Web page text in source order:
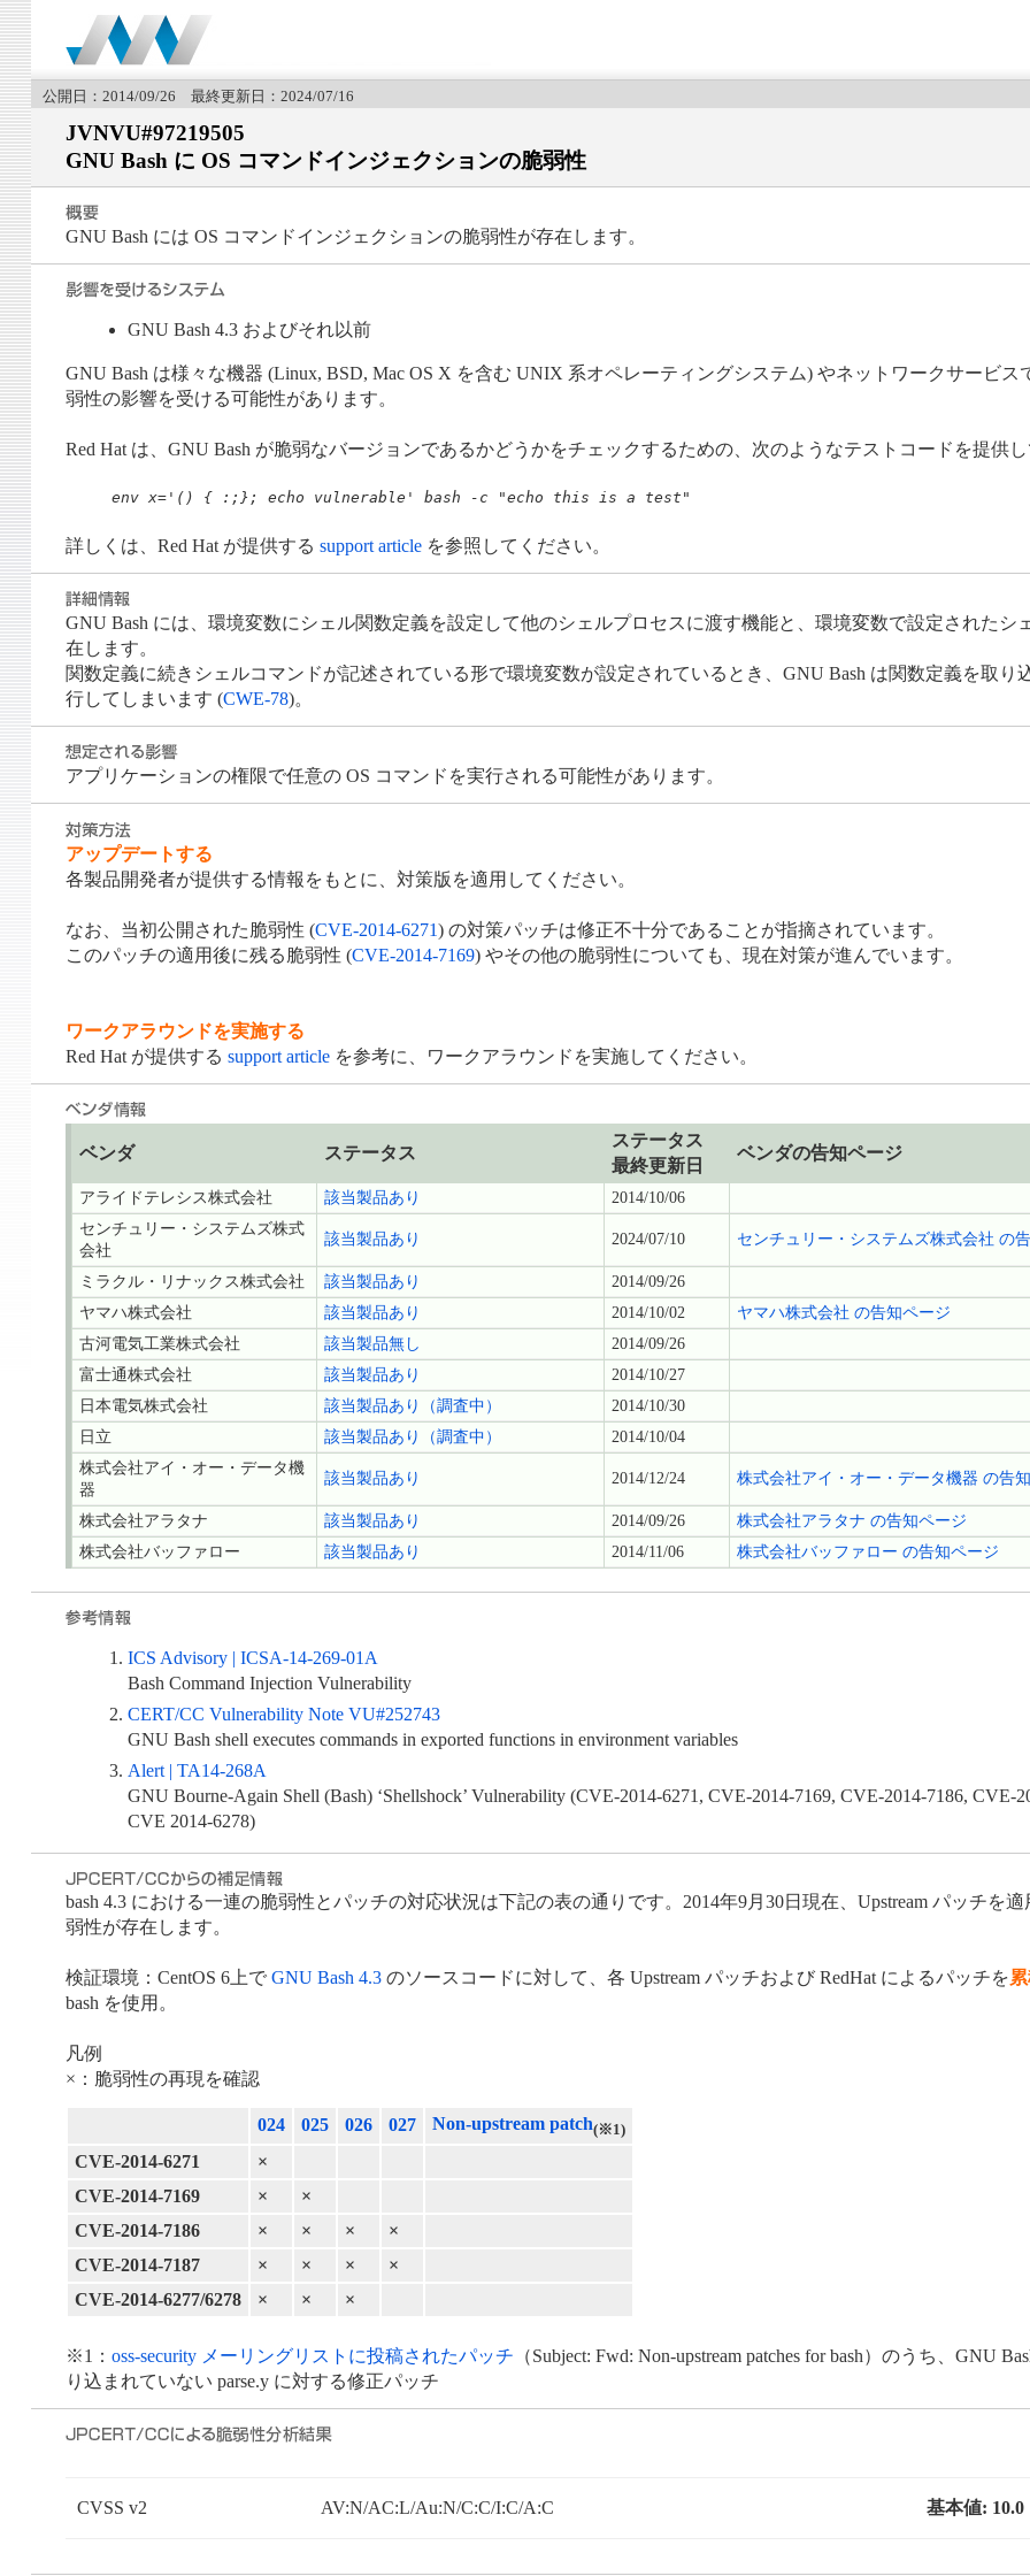
公開日：2014/09/26 最終更新日：2024/07/16
JVNVU#97219505
GNU Bash に OS コマンドインジェクションの脆弱性
GNU Bash には OS コマンドインジェクションの脆弱性が存在します。
GNU Bash 4.3 およびそれ以前
GNU Bash は様々な機器 (Linux, BSD, Mac OS X を含む UNIX 系オペレーティングシステム) やネットワークサービ
弱性の影響を受ける可能性があります。
Red Hat は、GNU Bash が脆弱なバージョンであるかどうかをチェックするための、次のようなテストコードを提供し
env x='() { :;}; echo vulnerable' bash -c "echo this is a test"
詳しくは、Red Hat が提供する support articleを参照してください。
GNU Bash には、環境変数にシェル関数定義を設定して他のシェルプロセスに渡す機能と、環境変数で設定されたシ
在します。
関数定義に続きシェルコマンドが記述されている形で環境変数が設定されているとき、GNU Bash は関数定義を取り
行してしまいます (CWE-78)。
アプリケーションの権限で任意の OS コマンドを実行される可能性があります。
アップデートする
各製品開発者が提供する情報をもとに、対策版を適用してください。
なお、当初公開された脆弱性 (CVE-2014-6271) の対策パッチは修正不十分であることが指摘されています。
このパッチの適用後に残る脆弱性 (CVE-2014-7169) やその他の脆弱性についても、現在対策が進んでいます。
ワークアラウンドを実施する
Red Hat が提供する support articleを参考に、ワークアラウンドを実施してください。
ベンダ ステータス
ステータス
最終更新日
ベンダの告知ページ
アライドテレシス株式会社 該当製品あり
2014/10/06
センチュリー・システムズ株式
会社
該当製品あり 2024/07/10 センチュリー・システムズ株式会社 の
ミラクル・リナックス株式会社 該当製品あり
2014/09/26
ヤマハ株式会社
該当製品あり 2014/10/02
ヤマハ株式会社 の告知ページ
古河電気工業株式会社
該当製品無し
2014/09/26
富士通株式会社
該当製品あり
2014/10/27
日本電気株式会社
該当製品あり（調査中）
2014/10/30
日立
該当製品あり（調査中）
2014/10/04
株式会社アイ・オー・データ機
器
該当製品あり 2014/12/24 株式会社アイ・オー・データ機器 の告
株式会社アラタナ 該当製品あり 2014/09/26
株式会社アラタナ の告知ページ
株式会社バッファロー
該当製品あり 2014/11/06 株式会社バッファロー の告知ページ
ICS Advisory | ICSA-14-269-01A
Bash Command Injection Vulnerability
CERT/CC Vulnerability Note VU#252743
GNU Bash shell executes commands in exported functions in environment variables
Alert | TA14-268A
GNU Bourne-Again Shell (Bash) ‘Shellshock’ Vulnerability (CVE-2014-6271, CVE-2014-7169, CVE-2014-7186, CVE-
CVE 2014-6278)
bash 4.3 における一連の脆弱性とパッチの対応状況は下記の表の通りです。2014年9月30日現在、Upstream パッチを
弱性が存在します。
検証環境：CentOS 6上で GNU Bash 4.3のソースコードに対して、各 Upstream パッチおよび RedHat によるパッチを
bash を使用。
凡例
×：脆弱性の再現を確認
024 025 026 027 Non-upstream patch(※1)
CVE-2014-6271
×
CVE-2014-7169
×
×
CVE-2014-7186
× × ×
×
CVE-2014-7187
× × ×
×
CVE-2014-6277/6278
× × ×
※1： oss-security メーリングリストに投稿されたパッチ （Subject: Fwd: Non-upstream patches for bash）のうち、GNU
り込まれていない parse.y に対する修正パッチ
CVSS v2 AV:N/AC:L/Au:N/C:C/I:C/A:C 基本値: 10.0